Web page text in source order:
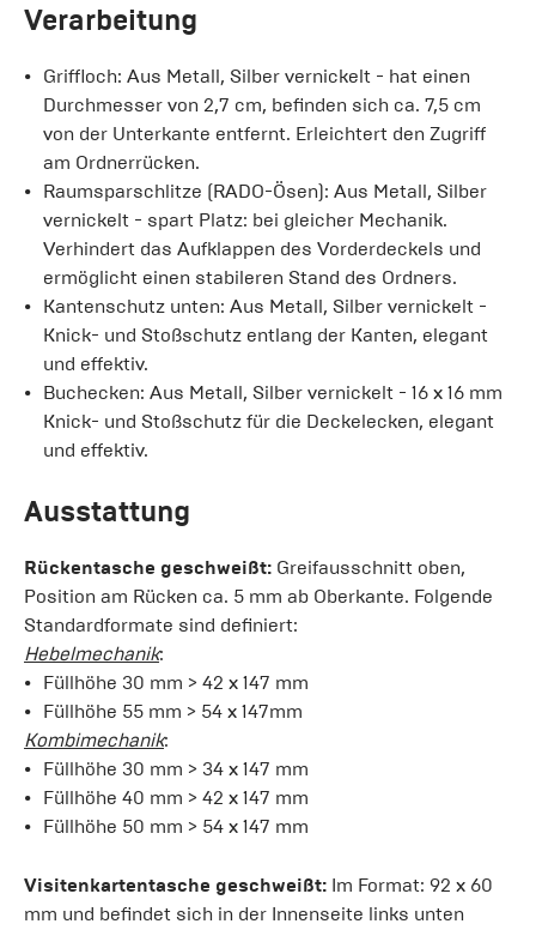
Verarbeitung
Griffloch: Aus Metall, Silber vernickelt - hat einen
Durchmesser von 2,7 cm, befinden sich ca. 7,5 cm
von der Unterkante entfernt. Erleichtert den Zugriff
am Ordnerrücken.
Raumsparschlitze (RADO-Ösen): Aus Metall, Silber
vernickelt - spart Platz: bei gleicher Mechanik.
Verhindert das Aufklappen des Vorderdeckels und
ermöglicht einen stabileren Stand des Ordners.
Kantenschutz unten: Aus Metall, Silber vernickelt -
Knick- und Stoßschutz entlang der Kanten, elegant
und effektiv.
Buchecken: Aus Metall, Silber vernickelt - 16 x 16 mm
Knick- und Stoßschutz für die Deckelecken, elegant
und effektiv.
Ausstattung
Rückentasche geschweißt: Greifausschnitt oben,
Position am Rücken ca. 5 mm ab Oberkante. Folgende
Standardformate sind definiert:
Hebelmechanik:
Füllhöhe 30 mm > 42 x 147 mm
Füllhöhe 55 mm > 54 x 147mm
Kombimechanik:
Füllhöhe 30 mm > 34 x 147 mm
Füllhöhe 40 mm > 42 x 147 mm
Füllhöhe 50 mm > 54 x 147 mm
Visitenkartentasche geschweißt: Im Format: 92 x 60
mm und befindet sich in der Innenseite links unten